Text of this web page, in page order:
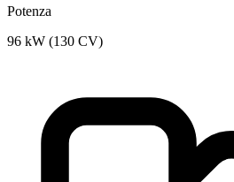
Potenza
96 kW (130 CV)